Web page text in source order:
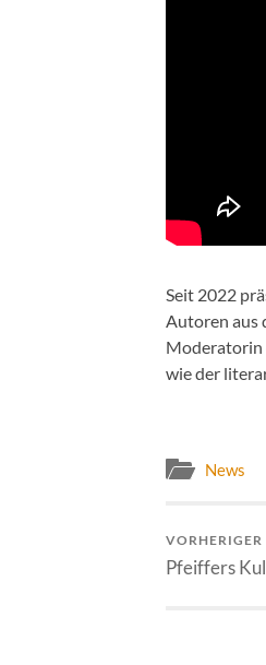
Seit 2022
Autoren aus
Moderatorin
wie der
News
VORHERIGER
Pfeiffers